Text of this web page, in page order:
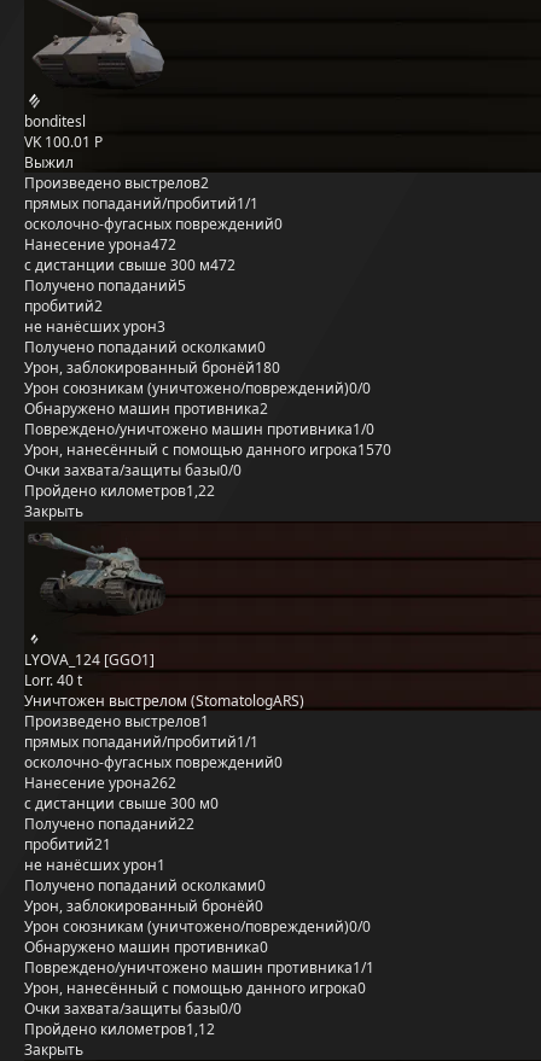
bonditesl
VK 100.01 P
Выжил
Произведено выстрелов2
прямых попаданий/пробитий1/1
осколочно-фугасных повреждений0
Нанесение урона472
с дистанции свыше 300 м472
Получено попаданий5
пробитий2
не нанёсших урон3
Получено попаданий осколками0
Урон, заблокированный бронёй180
Урон союзникам (уничтожено/повреждений)0/0
Обнаружено машин противника2
Повреждено/уничтожено машин противника1/0
Урон, нанесённый с помощью данного игрока1570
Очки захвата/защиты базы0/0
Пройдено километров1,22
Закрыть
LYOVA_124 [GGO1]
Lorr. 40 t
Уничтожен выстрелом (StomatologARS)
Произведено выстрелов1
прямых попаданий/пробитий1/1
осколочно-фугасных повреждений0
Нанесение урона262
с дистанции свыше 300 м0
Получено попаданий22
пробитий21
не нанёсших урон1
Получено попаданий осколками0
Урон, заблокированный бронёй0
Урон союзникам (уничтожено/повреждений)0/0
Обнаружено машин противника0
Повреждено/уничтожено машин противника1/1
Урон, нанесённый с помощью данного игрока0
Очки захвата/защиты базы0/0
Пройдено километров1,12
Закрыть